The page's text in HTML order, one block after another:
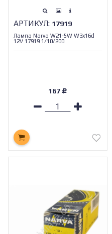
АРТИКУЛ: 17919
Лампа Narva W21-5W W3x16d
12V 17919 1/10/200
167 Р